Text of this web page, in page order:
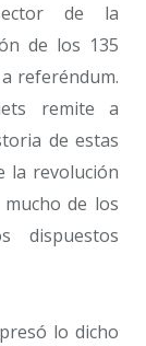
de la
de los 135
referéndum.
remite a
de estas
la revolución
de los
dispuestos
lo dicho